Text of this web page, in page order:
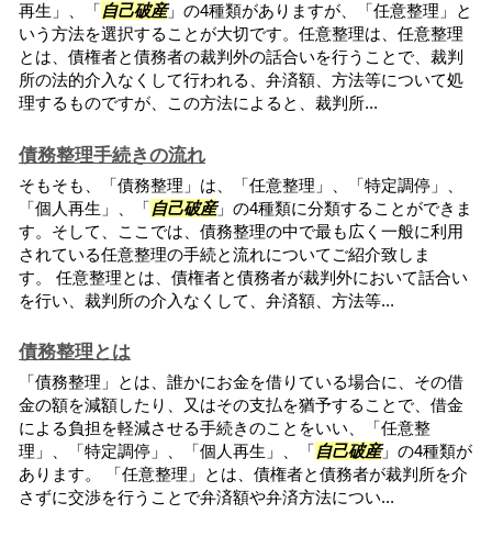
再生」、「自己破産」の4種類がありますが、「任意整理」と
いう方法を選択することが大切です。任意整理は、任意整理
とは、債権者と債務者の裁判外の話合いを行うことで、裁判
所の法的介入なくして行われる、弁済額、方法等について処
理するものですが、この方法によると、裁判所...
債務整理手続きの流れ
そもそも、「債務整理」は、「任意整理」、「特定調停」、
「個人再生」、「自己破産」の4種類に分類することができま
す。そして、ここでは、債務整理の中で最も広く一般に利用
されている任意整理の手続と流れについてご紹介致しま
す。 任意整理とは、債権者と債務者が裁判外において話合い
を行い、裁判所の介入なくして、弁済額、方法等...
債務整理とは
「債務整理」とは、誰かにお金を借りている場合に、その借
金の額を減額したり、又はその支払を猶予することで、借金
による負担を軽減させる手続きのことをいい、「任意整
理」、「特定調停」、「個人再生」、「自己破産」の4種類が
あります。 「任意整理」とは、債権者と債務者が裁判所を介
さずに交渉を行うことで弁済額や弁済方法につい...